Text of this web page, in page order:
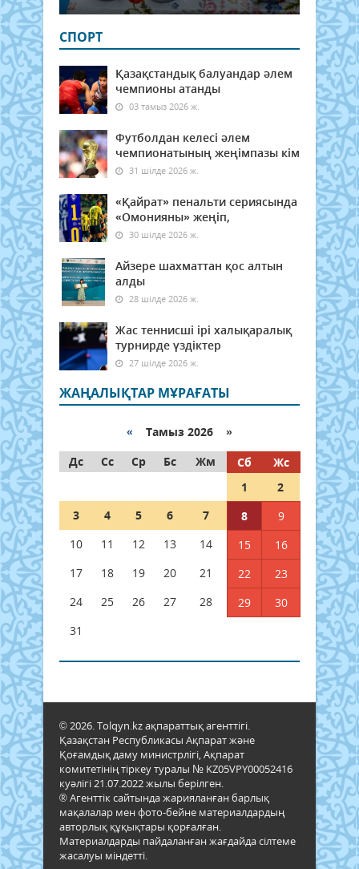
СПОРТ
Қазақстандық балуандар әлем
чемпионы атанды
03 тамыз 2026 ж.
Футболдан келесі әлем
чемпионатының жеңімпазы кім
31 шілде 2026 ж.
«Қайрат» пенальти сериясында
«Омонияны» жеңіп,
30 шілде 2026 ж.
Айзере шахматтан қос алтын
алды
28 шілде 2026 ж.
Жас теннисші ірі халықаралық
турнирде үздіктер
27 шілде 2026 ж.
ЖАҢАЛЫҚТАР МҰРАҒАТЫ
« Тамыз 2026 »
Дс
Сс Ср Бс Жм Сб
Жс
1
2
3
4 5 6 7 8
9
10
11 12 13 14 15
16
17
18 19 20 21 22
23
24
25 26 27 28 29
30
31
© 2026. Tolqyn.kz ақпараттық агенттігі.
Қазақстан Республикасы Ақпарат және
Қоғамдық даму министрлігі, Ақпарат
комитетінің тіркеу туралы № KZ05VPY00052416
куәлігі 21.07.2022 жылы берілген.
® Агенттік сайтында жарияланған барлық
мақалалар мен фото-бейне материалдардың
авторлық құқықтары қорғалған.
Материалдарды пайдаланған жағдайда сілтеме
жасалуы міндетті.